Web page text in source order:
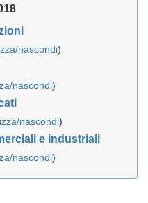
nascondi)
nascondi)
nascondi)
e industriali
nascondi)